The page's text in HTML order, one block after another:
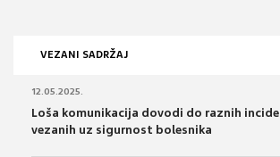
VEZANI SADRŽAJ
12.05.2025.
Loša komunikacija dovodi do raznih
vezanih uz sigurnost bolesnika